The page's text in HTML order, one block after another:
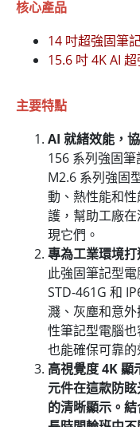
核心產品
14 吋超強固筆
15.6 吋 4K AI
主要特點
AI 就緒效能，
156 系列強固筆
M2.6 系列強固
動、熱性能和
護，幫助工廠
現它們。
專為工業環境打
此強固筆記型
STD-461G 和
濺、灰塵和意
性筆記型電腦
也能確保可靠的
高視覺度 4K 顯
元件在這款防
的清晰顯示。